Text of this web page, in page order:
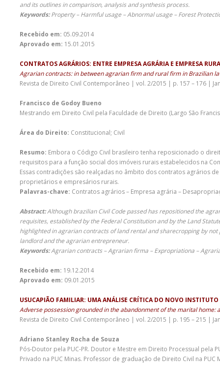
and its outlines in comparison, analysis and synthesis process.
Keywords:Property – Harmful usage – Abnormal usage – Forest
Recebido em: 05.09.2014
Aprovado em: 15.01.2015
CONTRATOS AGRÁRIOS: ENTRE EMPRESA AGRÁRIA E EMPRESA
Agrarian contracts: in between agrarian firm and rural firm in Brazilian
Revista de Direito Civil Contemporâneo | vol. 2/2015 | p. 157 – 176 |
Francisco de Godoy Bueno
Mestrando em Direito Civil pela Faculdade de Direito (Largo São
Área do Direito: Constitucional; Civil
Resumo: Embora o Código Civil brasileiro tenha reposicionado o
requisitos para a função social dos imóveis rurais estabelecidos na
Essas contradições são realçadas no âmbito dos contratos agrários
proprietários e empresários rurais.
Palavras-chave: Contratos agrários – Empresa agrária –
Abstract:Although brazilian Civil Code passed has repositioned the
requisites, established by the Federal Constitution and by the Land
highlighted in agrarian contracts of land rental and sharecropping by
landlord and the agrarian entrepreneur.
Keywords:Agrarian contracts – Agrarian firma – Expropriationa –
Recebido em: 19.12.2014
Aprovado em: 09.01.2015
USUCAPIÃO FAMILIAR: UMA ANÁLISE CRÍTICA DO NOVO
Adverse possession grounded in the abandonment of the marital
Revista de Direito Civil Contemporâneo | vol. 2/2015 | p. 195 – 215 |
Adriano Stanley Rocha de Souza
Pós-Doutor pela PUC-PR. Doutor e Mestre em Direito Processual
Privado na PUC Minas. Professor de graduação de Direito Civil na